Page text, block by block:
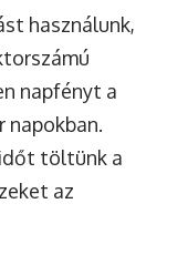
használunk,
napfényt a
napokban.
töltünk a
az